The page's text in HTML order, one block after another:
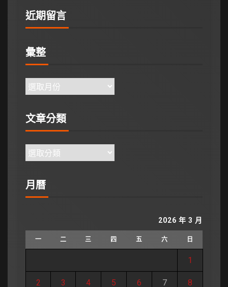
近期留言
彙整
文章分類
月曆
2026 年 3 月
一 二 三 四 五 六 日
1
2 3 4 5 6 7 8